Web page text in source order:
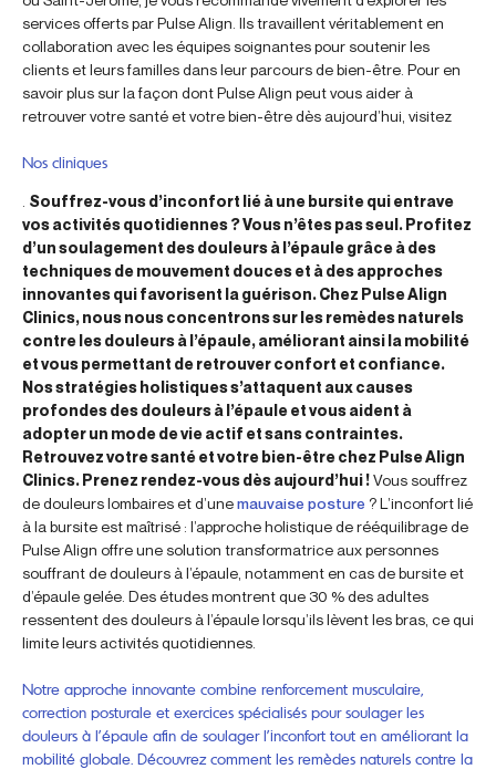
services offerts par Pulse Align. Ils travaillent véritablement en
collaboration avec les équipes soignantes pour soutenir les
clients et leurs familles dans leur parcours de bien-être. Pour en
savoir plus sur la façon dont Pulse Align peut vous aider à
retrouver votre santé et votre bien-être dès aujourd’hui, visitez
Nos cliniques
Souffrez-vous d’inconfort lié à une bursite qui entrave
vos activités quotidiennes ? Vous n’êtes pas seul. Profitez
d’un soulagement des douleurs à l’épaule grâce à des
techniques de mouvement douces et à des approches
innovantes qui favorisent la guérison. Chez Pulse Align
Clinics, nous nous concentrons sur les remèdes naturels
contre les douleurs à l’épaule, améliorant ainsi la mobilité
et vous permettant de retrouver confort et confiance.
Nos stratégies holistiques s’attaquent aux causes
profondes des douleurs à l’épaule et vous aident à
adopter un mode de vie actif et sans contraintes.
Retrouvez votre santé et votre bien-être chez Pulse Align
Clinics. Prenez rendez-vous dès aujourd’hui !Vous souffrez
de douleurs lombaires et d’unemauvaise posture ? L’inconfort lié
à la bursite est maîtrisé : l’approche holistique de rééquilibrage de
Pulse Align offre une solution transformatrice aux personnes
souffrant de douleurs à l’épaule, notamment en cas de bursite et
d’épaule gelée. Des études montrent que 30 % des adultes
ressentent des douleurs à l’épaule lorsqu’ils lèvent les bras, ce qui
limite leurs activités quotidiennes.
Notre approche innovante combine renforcement musculaire,
correction posturale et exercices spécialisés pour soulager les
douleurs à l’épaule afin de soulager l’inconfort tout en améliorant la
mobilité globale. Découvrez comment les remèdes naturels contre la